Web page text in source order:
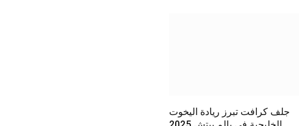
جلف كرافت تبرز ريادة اليخوت